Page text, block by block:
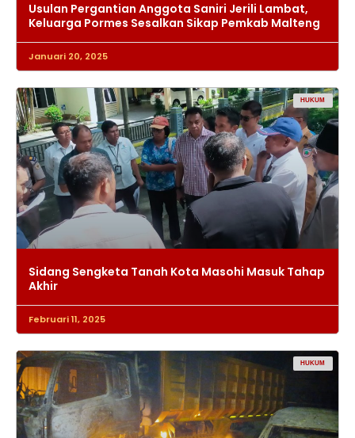
Usulan Pergantian Anggota Saniri Jerili Lambat,
Keluarga Pormes Sesalkan Sikap Pemkab Malteng
Januari 20, 2025
HUKUM
Sidang Sengketa Tanah Kota Masohi Masuk Tahap
Akhir
Februari 11, 2025
HUKUM